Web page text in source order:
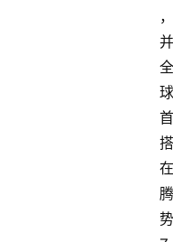
，
并
全
球
首
搭
在
腾
势